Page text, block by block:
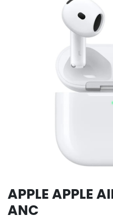
APPLE APPLE
ANC